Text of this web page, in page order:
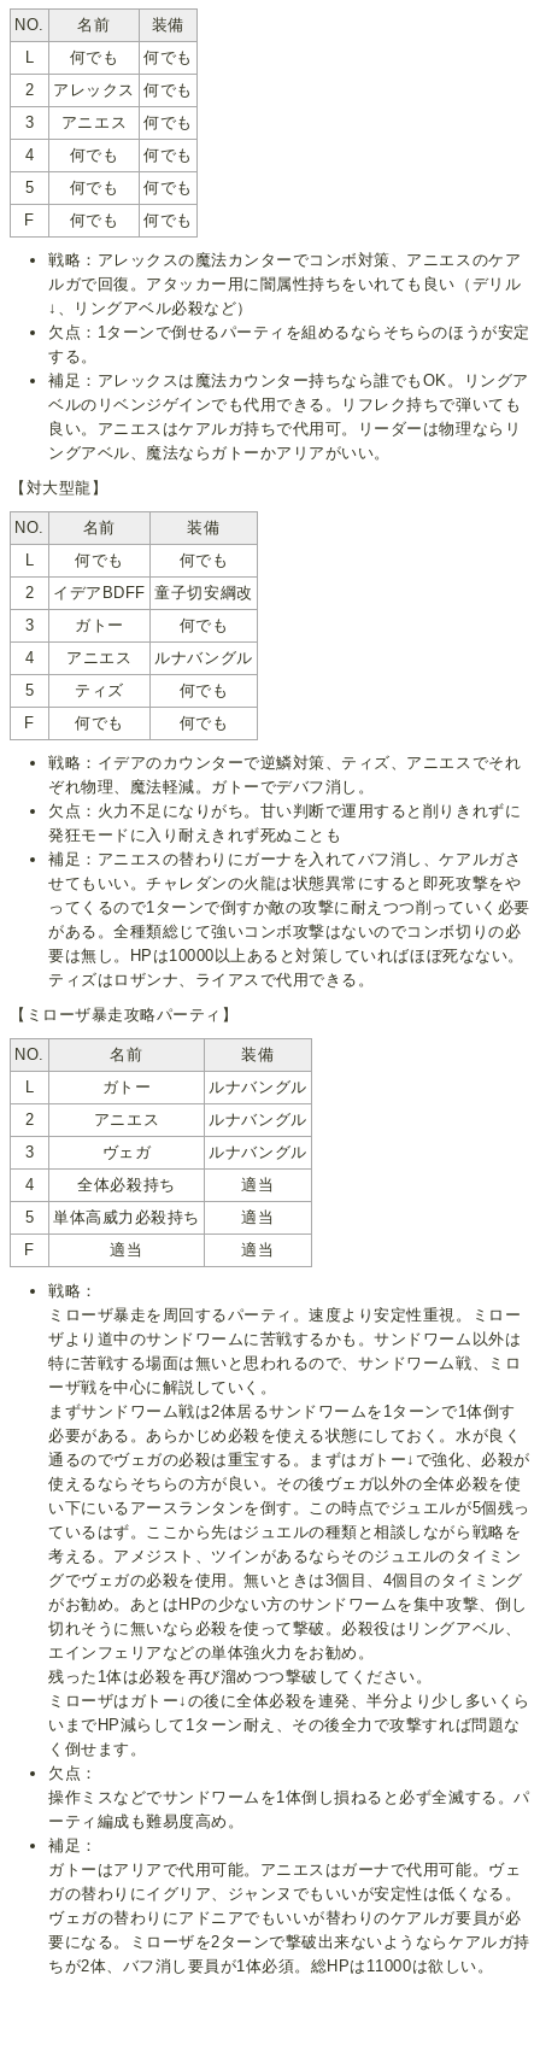
NO. 名前
装備
何でも
何でも
2
アレックス
何でも
3
アニエス
何でも
4
何でも
何でも
5
何でも
何でも
F
何でも 何でも
戦略：アレックスの魔法カンターでコンボ対策、アニエスのケア
ルガで回復。アタッカー用に闇属性持ちをいれても良い（デリル
↓、リングアベル必殺など）
欠点：1ターンで倒せるパーティを組めるならそちらのほうが安定
する。
補足：アレックスは魔法カウンター持ちなら誰でもOK。リングア
ベルのリベンジゲインでも代用できる。リフレク持ちで弾いても
良い。アニエスはケアルガ持ちで代用可。リーダーは物理ならリ
ングアベル、魔法ならガトーかアリアがいい。
【対大型龍】
NO. 名前
装備
L
何でも
何でも
2
イデアBDFF 童子切安綱改
3
ガトー
何でも
4
アニエス
ルナバングル
5
ティズ
何でも
F
何でも 何でも
戦略：イデアのカウンターで逆鱗対策、ティズ、アニエスでそれ
ぞれ物理、魔法軽減。ガトーでデバフ消し。
欠点：火力不足になりがち。甘い判断で運用すると削りきれずに
発狂モードに入り耐えきれず死ぬことも
補足：アニエスの替わりにガーナを入れてバフ消し、ケアルガさ
せてもいい。チャレダンの火龍は状態異常にすると即死攻撃をや
ってくるので1ターンで倒すか敵の攻撃に耐えつつ削っていく必要
がある。全種類総じて強いコンボ攻撃はないのでコンボ切りの必
要は無し。HPは10000以上あると対策していればほぼ死なない。
ティズはロザンナ、ライアスで代用できる。
【ミローザ暴走攻略パーティ】
NO. 名前
装備
L
ガトー
ルナバングル
2
アニエス
ルナバングル
3
ヴェガ
ルナバングル
4
全体必殺持ち
適当
5
単体高威力必殺持ち
適当
F
適当 適当
戦略：
ミローザ暴走を周回するパーティ。速度より安定性重視。ミロー
ザより道中のサンドワームに苦戦するかも。サンドワーム以外は
特に苦戦する場面は無いと思われるので、サンドワーム戦、ミロ
ーザ戦を中心に解説していく。
まずサンドワーム戦は2体居るサンドワームを1ターンで1体倒す
必要がある。あらかじめ必殺を使える状態にしておく。水が良く
通るのでヴェガの必殺は重宝する。まずはガトー↓で強化、必殺が
使えるならそちらの方が良い。その後ヴェガ以外の全体必殺を使
い下にいるアースランタンを倒す。この時点でジュエルが5個残っ
ているはず。ここから先はジュエルの種類と相談しながら戦略を
考える。アメジスト、ツインがあるならそのジュエルのタイミン
グでヴェガの必殺を使用。無いときは3個目、4個目のタイミング
がお勧め。あとはHPの少ない方のサンドワームを集中攻撃、倒し
切れそうに無いなら必殺を使って撃破。必殺役はリングアベル、
エインフェリアなどの単体強火力をお勧め。
残った1体は必殺を再び溜めつつ撃破してください。
ミローザはガトー↓の後に全体必殺を連発、半分より少し多いくら
いまでHP減らして1ターン耐え、その後全力で攻撃すれば問題な
く倒せます。
欠点：
操作ミスなどでサンドワームを1体倒し損ねると必ず全滅する。パ
ーティ編成も難易度高め。
補足：
ガトーはアリアで代用可能。アニエスはガーナで代用可能。ヴェ
ガの替わりにイグリア、ジャンヌでもいいが安定性は低くなる。
ヴェガの替わりにアドニアでもいいが替わりのケアルガ要員が必
要になる。ミローザを2ターンで撃破出来ないようならケアルガ持
ちが2体、バフ消し要員が1体必須。総HPは11000は欲しい。